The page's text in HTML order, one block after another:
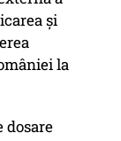
și
la
dosare